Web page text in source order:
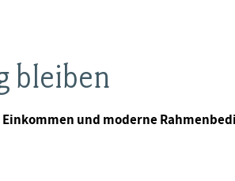
bleiben
und moderne